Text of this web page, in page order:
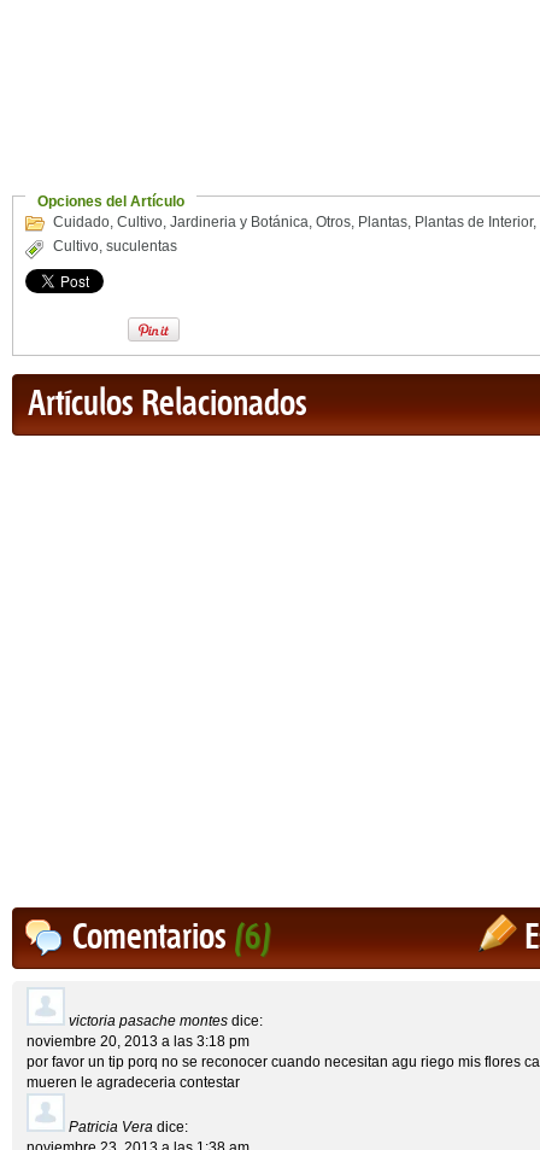
Opciones del Artículo
Cuidado, Cultivo, Jardineria y Botánica, Otros, Plantas, Plantas de Interior,
Cultivo, suculentas
Artículos Relacionados
Comentarios(6)
victoria pasache montes dice:
noviembre 20, 2013 a las 3:18 pm
por favor un tip porq no se reconocer cuando necesitan agu riego mis flores
mueren le agradeceria contestar
Patricia Vera dice: